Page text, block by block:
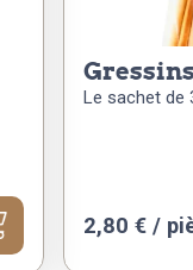
Le sachet de
2,80€ /